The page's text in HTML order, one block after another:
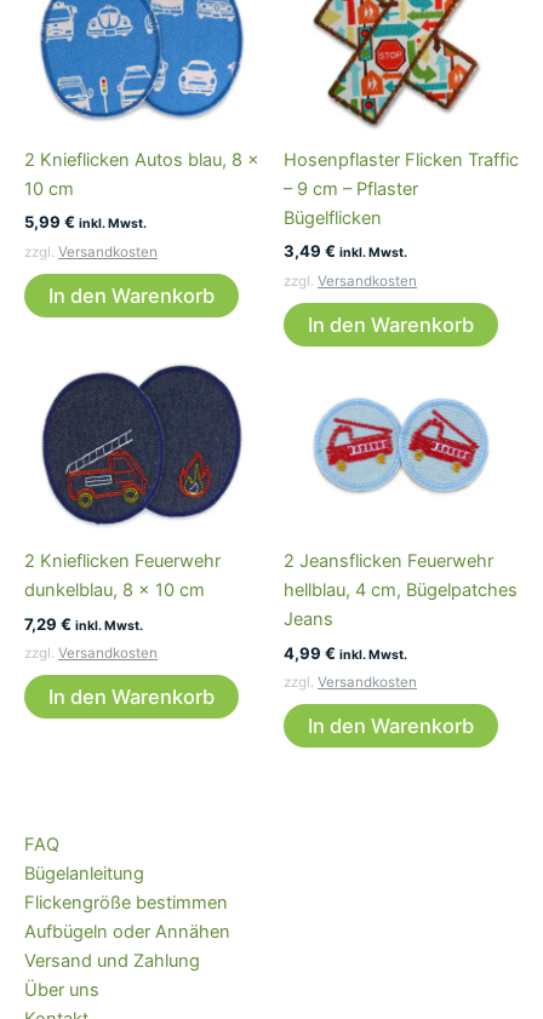
2 Knieflicken Autos blau, 8 x
10 cm
5,99 € inkl. Mwst.
zzgl. Versandkosten
In den Warenkorb
Hosenpflaster Flicken Traffic
– 9 cm – Pflaster
Bügelflicken
3,49 € inkl. Mwst.
zzgl. Versandkosten
In den Warenkorb
2 Knieflicken Feuerwehr
dunkelblau, 8 x 10 cm
7,29 € inkl. Mwst.
zzgl. Versandkosten
In den Warenkorb
2 Jeansflicken Feuerwehr
hellblau, 4 cm, Bügelpatches
Jeans
4,99 € inkl. Mwst.
zzgl. Versandkosten
In den Warenkorb
FAQ
Bügelanleitung
Flickengröße bestimmen
Aufbügeln oder Annähen
Versand und Zahlung
Über uns